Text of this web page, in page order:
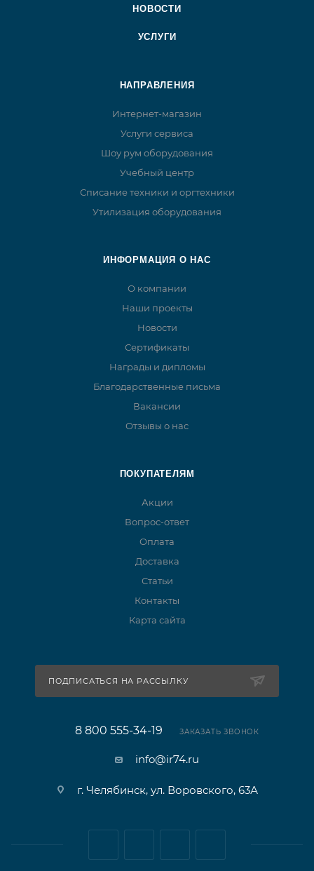
НОВОСТИ
УСЛУГИ
НАПРАВЛЕНИЯ
Интернет-магазин
Услуги сервиса
Шоу рум оборудования
Учебный центр
Списание техники и оргтехники
Утилизация оборудования
ИНФОРМАЦИЯ О НАС
О компании
Наши проекты
Новости
Сертификаты
Награды и дипломы
Благодарственные письма
Вакансии
Отзывы о нас
ПОКУПАТЕЛЯМ
Акции
Вопрос-ответ
Оплата
Доставка
Статьи
Контакты
Карта сайта
ПОДПИСАТЬСЯ НА РАССЫЛКУ
8 800 555-34-19 ЗАКАЗАТЬ ЗВОНОК
info@ir74.ru
г. Челябинск, ул. Воровского, 63А